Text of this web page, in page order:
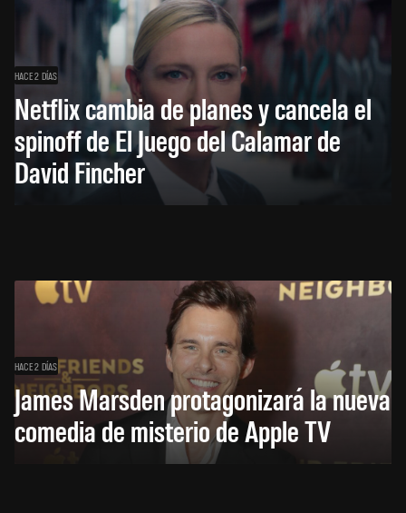
HACE 2 DÍAS
Netflix cambia de planes y cancela el
spinoff de El Juego del Calamar de
David Fincher
HACE 2 DÍAS
James Marsden protagonizará la nueva
comedia de misterio de Apple TV